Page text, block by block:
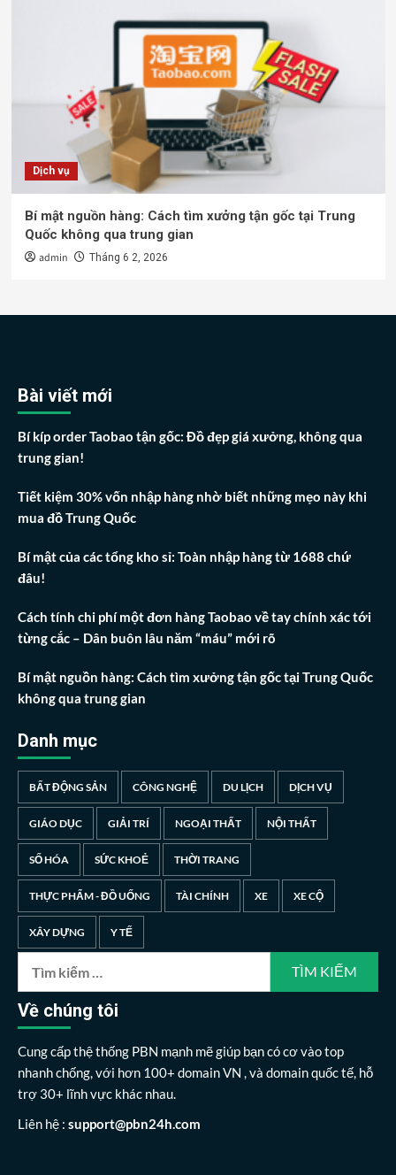
Dịch vụ
Bí mật nguồn hàng: Cách tìm xưởng tận gốc tại Trung
Quốc không qua trung gian
admin Tháng 6 2, 2026
Bài viết mới
Bí kíp order Taobao tận gốc: Đồ đẹp giá xưởng, không qua
trung gian!
Tiết kiệm 30% vốn nhập hàng nhờ biết những mẹo này khi
mua đồ Trung Quốc
Bí mật của các tổng kho sỉ: Toàn nhập hàng từ 1688 chứ
đâu!
Cách tính chi phí một đơn hàng Taobao về tay chính xác tới
từng cắc – Dân buôn lâu năm “máu” mới rõ
Bí mật nguồn hàng: Cách tìm xưởng tận gốc tại Trung Quốc
không qua trung gian
Danh mục
BẤT ĐỘNG SẢN CÔNG NGHỆ DU LỊCH DỊCH VỤ
GIÁO DỤC GIẢI TRÍ NGOẠI THẤT NỘI THẤT
SỐ HÓA SỨC KHOẺ THỜI TRANG
THỰC PHẨM - ĐỒ UỐNG TÀI CHÍNH XE XE CỘ
XÂY DỰNG Y TẾ
cho:
Về chúng tôi
Cung cấp thệ thống PBN mạnh mẽ giúp bạn có cơ vào top
nhanh chống, với hơn 100+ domain VN , và domain quốc tế, hỗ
trợ 30+ lĩnh vực khác nhau.
Liên hệ : support@pbn24h.com